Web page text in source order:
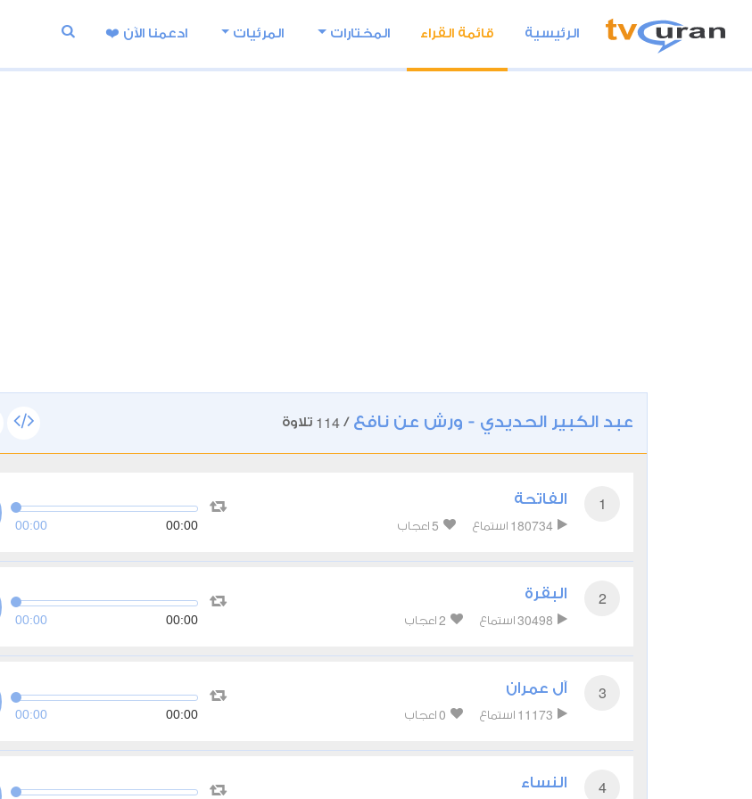
الرئيسية قائمة القراء المختارات المرئيات ادعمنا اﻵن ❤️
عبد الكبير الحديدي - ورش عن نافع /
114 تلاوة
1 الفاتحة
180734 استماع 5 اعجاب 00:00 00:00
2 البقرة
30498 استماع 2 اعجاب 00:00 00:00
3 آل عمران
11173 استماع 0 اعجاب 00:00 00:00
4 النساء